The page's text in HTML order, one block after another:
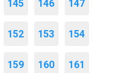
145 146 147
152 153 154
159 160 161